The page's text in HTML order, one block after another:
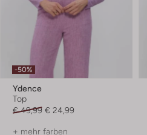
-50%
Ydence
Top
€ 49,99 € 24,99
+ mehr farben